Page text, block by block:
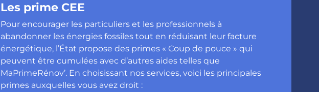
Les prime CEE
Pour encourager les particuliers et les professionnels à
abandonner les énergies fossiles tout en réduisant leur facture
énergétique, l’État propose des primes « Coup de pouce » qui
peuvent être cumulées avec d’autres aides telles que
MaPrimeRénov’. En choisissant nos services, voici les principales
primes auxquelles vous avez droit :